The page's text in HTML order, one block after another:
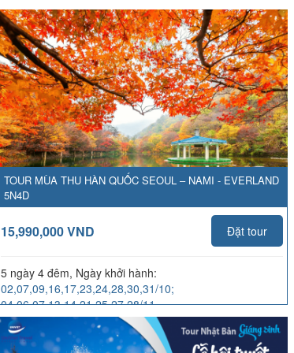
TOUR MÙA THU HÀN QUỐC SEOUL – NAMI - EVERLAND
5N4D
15,990,000 VND Đặt tour
5 ngày 4 đêm, Ngày khởi hành:
02,07,09,16,17,23,24,28,30,31/10;
04,06,07,13,14,21,25,27,28/11